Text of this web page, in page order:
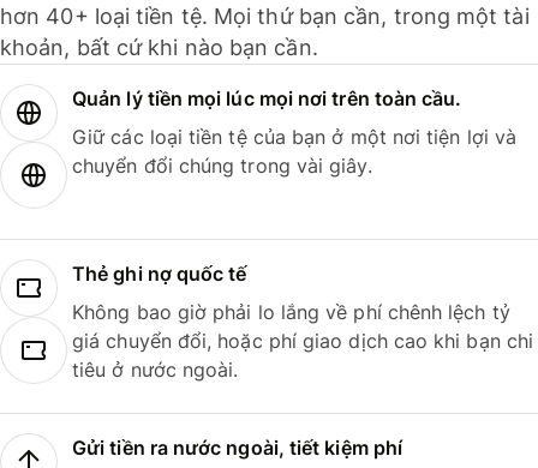
hơn 40+ loại tiền tệ. Mọi thứ bạn cần, trong một tài
khoản, bất cứ khi nào bạn cần.
Quản lý tiền mọi lúc mọi nơi trên toàn cầu.
Giữ các loại tiền tệ của bạn ở một nơi tiện lợi và
chuyển đổi chúng trong vài giây.
Thẻ ghi nợ quốc tế
Không bao giờ phải lo lắng về phí chênh lệch tỷ
giá chuyển đổi, hoặc phí giao dịch cao khi bạn chi
tiêu ở nước ngoài.
Gửi tiền ra nước ngoài, tiết kiệm phí